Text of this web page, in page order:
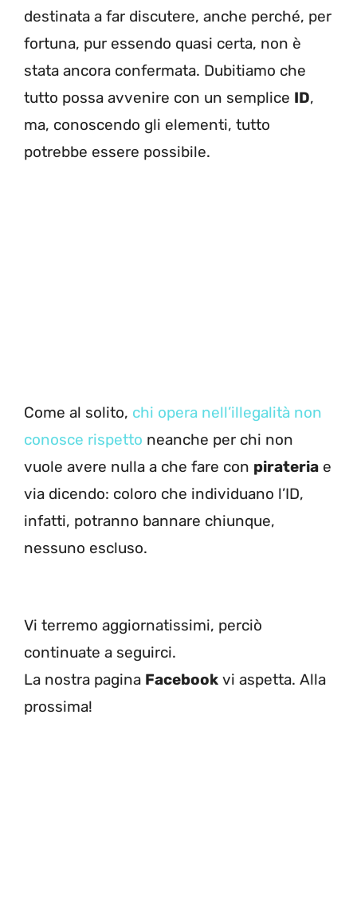
destinata a far discutere, anche perché, per
fortuna, pur essendo quasi certa, non è
stata ancora confermata. Dubitiamo che
tutto possa avvenire con un semplice ID,
ma, conoscendo gli elementi, tutto
potrebbe essere possibile.
Come al solito, chi opera nell’illegalità non
conosce rispetto neanche per chi non
vuole avere nulla a che fare con pirateria e
via dicendo: coloro che individuano l’ID,
infatti, potranno bannare chiunque,
nessuno escluso.
Vi terremo aggiornatissimi, perciò
continuate a seguirci.
La nostra pagina Facebook vi aspetta. Alla
prossima!